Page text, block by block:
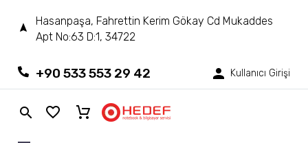
Hasanpaşa, Fahrettin Kerim Gökay Cd Mukaddes
Apt No:63 D:1, 34722
+90 533 553 29 42 Kullanıcı Girişi